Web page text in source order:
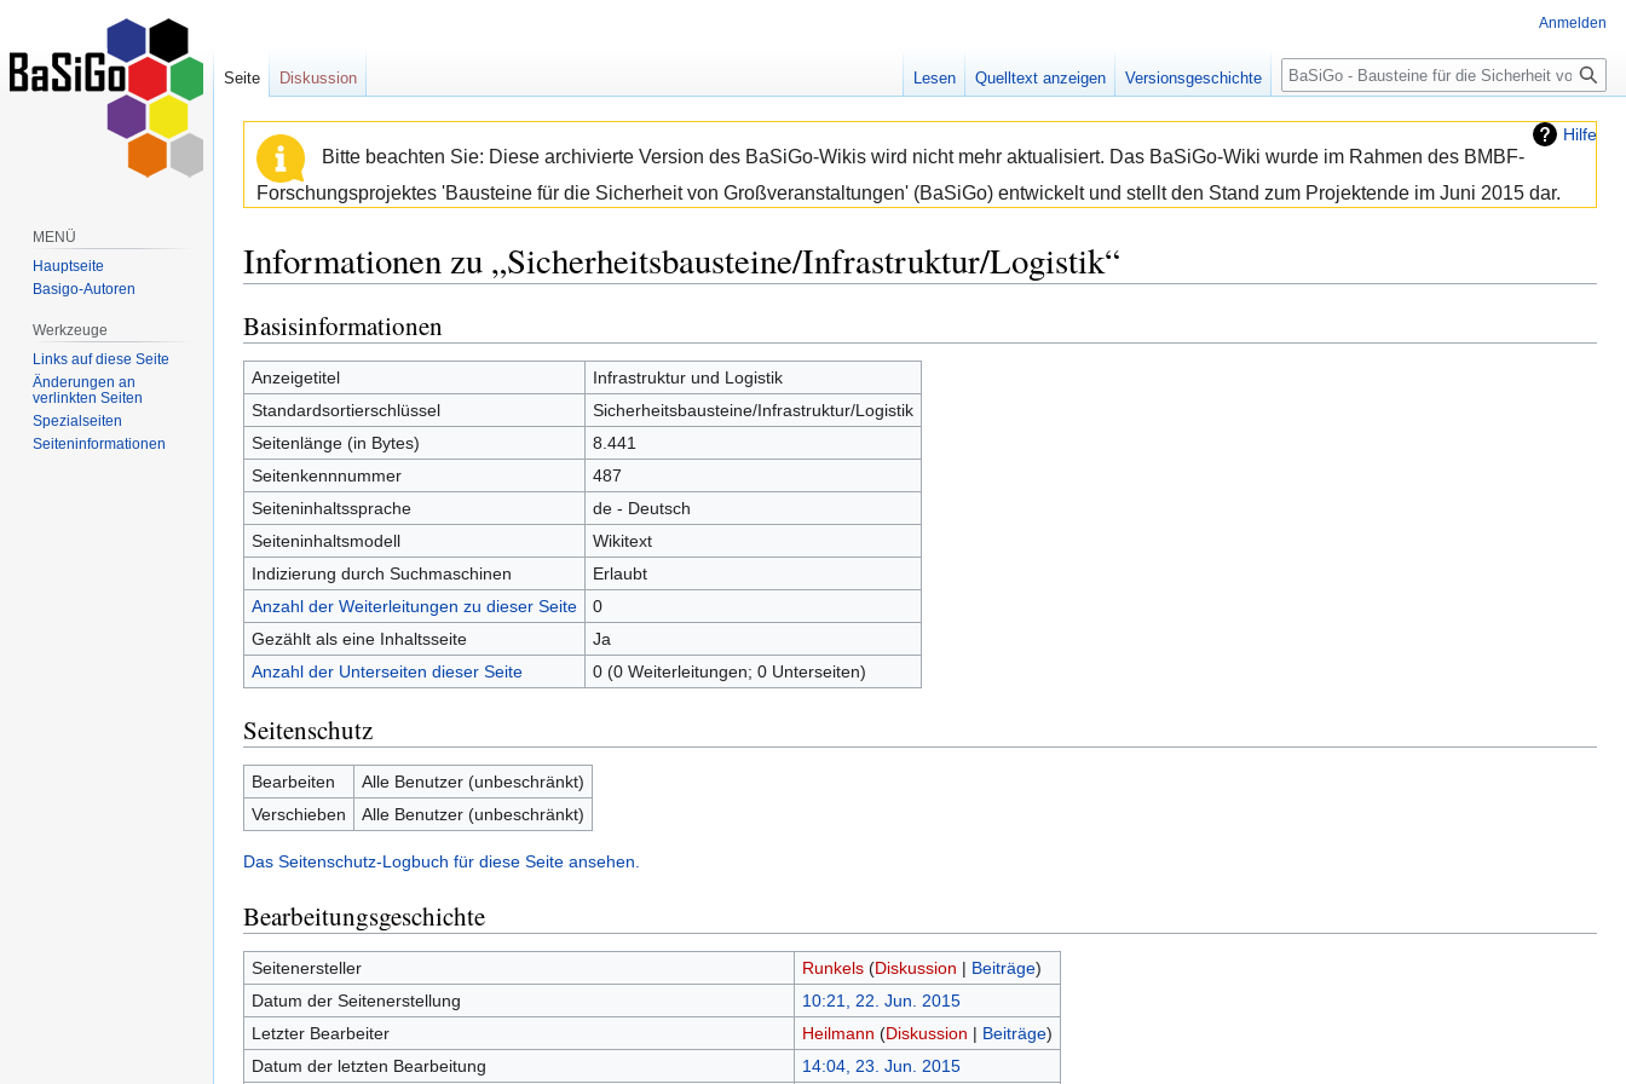
Hilfe
Bitte beachten Sie: Diese archivierte Version des BaSiGo-Wikis wird nicht mehr aktualisiert. Das BaSiGo-Wiki wurde im Rahmen des BMBF-
Forschungsprojektes 'Bausteine für die Sicherheit von Großveranstaltungen' (BaSiGo) entwickelt und stellt den Stand zum Projektende im Juni 2015 dar.
Informationen zu „Sicherheitsbausteine/Infrastruktur/Logistik“
Zur
Navigation
springen
Zur
Suche
springen
Basisinformationen
Anzeigetitel
Infrastruktur und Logistik
Standardsortierschlüssel
Sicherheitsbausteine/Infrastruktur/Logistik
Seitenlänge (in Bytes)
8.441
Seitenkennnummer
487
Seiteninhaltssprache
de - Deutsch
Seiteninhaltsmodell
Wikitext
Indizierung durch Suchmaschinen
Erlaubt
Anzahl der Weiterleitungen zu dieser Seite
0
Gezählt als eine Inhaltsseite
Ja
Anzahl der Unterseiten dieser Seite
0 (0 Weiterleitungen; 0 Unterseiten)
Seitenschutz
Bearbeiten
Alle Benutzer (unbeschränkt)
Verschieben
Alle Benutzer (unbeschränkt)
Das Seitenschutz-Logbuch für diese Seite ansehen.
Bearbeitungsgeschichte
Seitenersteller Runkels (Diskussion | Beiträge)
Datum der Seitenerstellung
10:21, 22. Jun. 2015
Letzter Bearbeiter
Heilmann (Diskussion | Beiträge)
Datum der letzten Bearbeitung
14:04, 23. Jun. 2015
Anmelden
Seite Diskussion Lesen Quelltext anzeigen Versionsgeschichte
Suche
MENÜ
Hauptseite
Basigo-Autoren
Werkzeuge
Links auf diese Seite
Änderungen an
verlinkten Seiten
Spezialseiten
Seiten­informationen